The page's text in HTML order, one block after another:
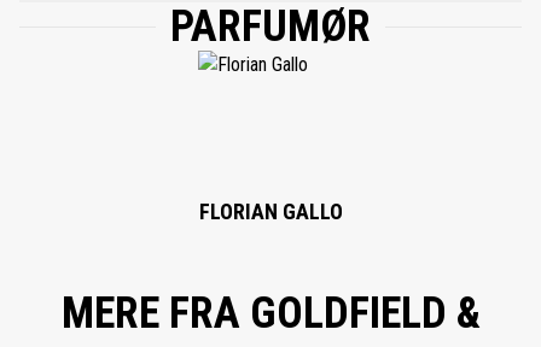
ALCOHOL DENAT., PARFUM (FRAGRANCE), AQUA (WATER), ALPHA-
ISOMETHYL IONONE, LIMONENE, COUMARIN, LINALOOL, CITRONELLOL,
GERANIOL, CITRAL, BENZYL BENZOATE.
PARFUMØR
FLORIAN GALLO
MERE FRA GOLDFIELD &